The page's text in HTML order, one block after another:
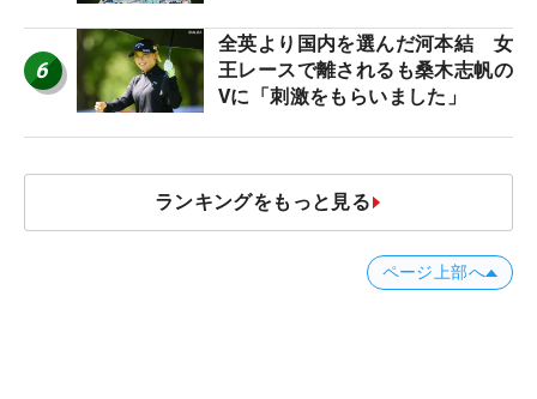
6
全英より国内を選んだ河本結 女
王レースで離されるも桑木志帆の
Vに「刺激をもらいました」
ランキングをもっと見る
ページ上部へ